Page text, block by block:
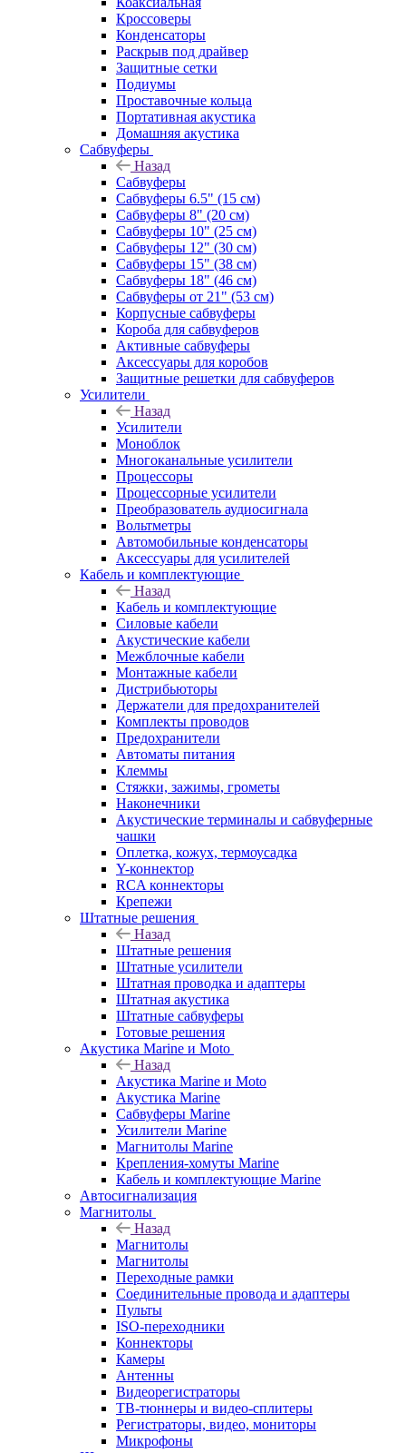
Кроссоверы
Конденсаторы
Раскрыв под драйвер
Защитные сетки
Подиумы
Проставочные кольца
Портативная акустика
Домашняя акустика
Сабвуферы
Назад
Сабвуферы
Сабвуферы 6.5" (15 см)
Сабвуферы 8" (20 см)
Сабвуферы 10" (25 см)
Сабвуферы 12" (30 см)
Сабвуферы 15" (38 см)
Сабвуферы 18" (46 см)
Сабвуферы от 21" (53 см)
Корпусные сабвуферы
Короба для сабвуферов
Активные сабвуферы
Аксессуары для коробов
Защитные решетки для сабвуферов
Усилители
Назад
Усилители
Моноблок
Многоканальные усилители
Процессоры
Процессорные усилители
Преобразователь аудиосигнала
Вольтметры
Автомобильные конденсаторы
Аксессуары для усилителей
Кабель и комплектующие
Назад
Кабель и комплектующие
Силовые кабели
Акустические кабели
Межблочные кабели
Монтажные кабели
Дистрибьюторы
Держатели для предохранителей
Комплекты проводов
Предохранители
Автоматы питания
Клеммы
Стяжки, зажимы, грометы
Наконечники
Акустические терминалы и сабвуферные
чашки
Оплетка, кожух, термоусадка
Y-коннектор
RCA коннекторы
Крепежи
Штатные решения
Назад
Штатные решения
Штатные усилители
Штатная проводка и адаптеры
Штатная акустика
Штатные сабвуферы
Готовые решения
Акустика Marine и Moto
Назад
Акустика Marine и Moto
Акустика Marine
Сабвуферы Marine
Усилители Marine
Магнитолы Marine
Крепления-хомуты Marine
Кабель и комплектующие Marine
Автосигнализация
Магнитолы
Назад
Магнитолы
Магнитолы
Переходные рамки
Соединительные провода и адаптеры
Пульты
ISO-переходники
Коннекторы
Камеры
Антенны
Видеорегистраторы
ТВ-тюннеры и видео-сплитеры
Регистраторы, видео, мониторы
Микрофоны